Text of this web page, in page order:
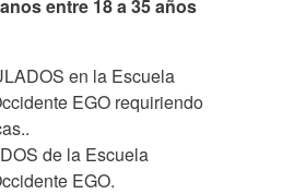
entre 18 a 35 años
en la Escuela
EGO requiriendo
de la Escuela
EGO.